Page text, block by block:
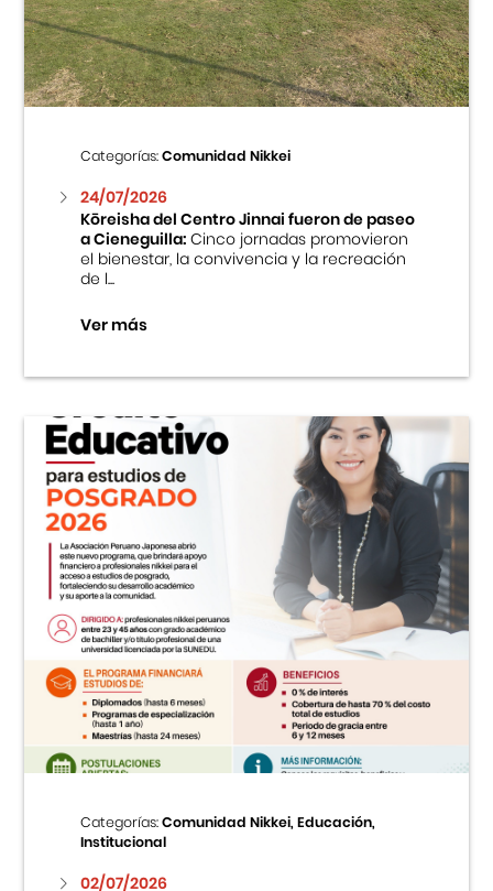
Centro Cultural Peruano Japonés
Cursos
Museo de la Inmigración Japonesa
Fondo Editorial
Teatro Peruano Japonés
Categorías:Comunidad Nikkei
24/07/2026
Kōreisha del Centro Jinnai fueron de paseo
a Cieneguilla:Cinco jornadas promovieron
el bienestar, la convivencia y la recreación
de l...
Ver más
Categorías:Comunidad Nikkei, Educación,
Institucional
02/07/2026